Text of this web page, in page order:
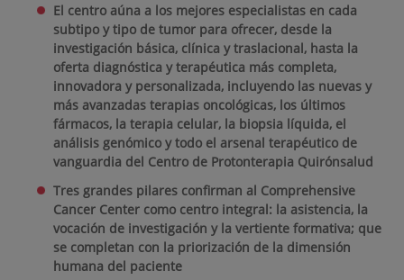
El centro aúna a los mejores especialistas en cada
subtipo y tipo de tumor para ofrecer, desde la
investigación básica, clínica y traslacional, hasta la
oferta diagnóstica y terapéutica más completa,
innovadora y personalizada, incluyendo las nuevas y
más avanzadas terapias oncológicas, los últimos
fármacos, la terapia celular, la biopsia líquida, el
análisis genómico y todo el arsenal terapéutico de
vanguardia del Centro de Protonterapia Quirónsalud
Tres grandes pilares confirman al Comprehensive
Cancer Center como centro integral: la asistencia, la
vocación de investigación y la vertiente formativa; que
se completan con la priorización de la dimensión
humana del paciente